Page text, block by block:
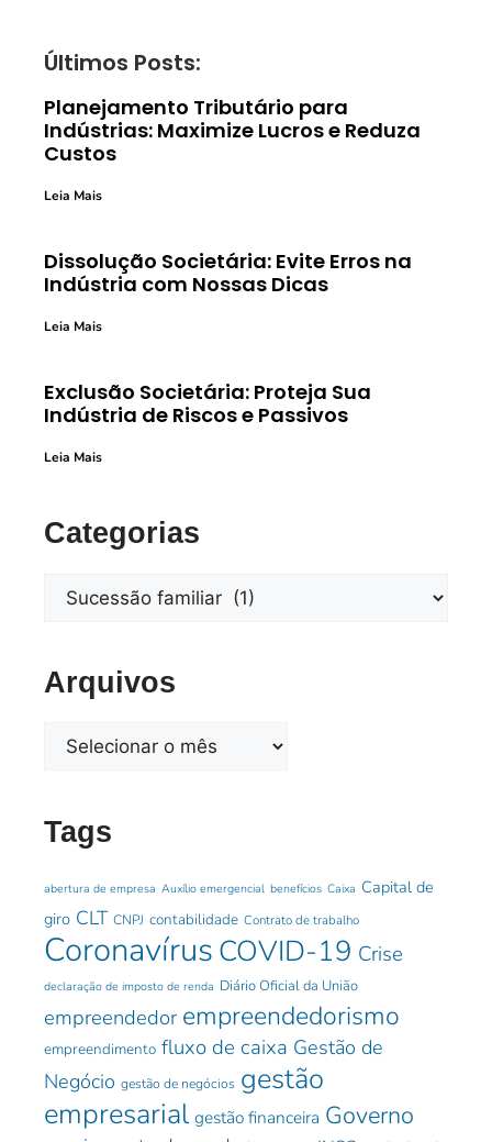
Últimos Posts:
Planejamento Tributário para
Indústrias: Maximize Lucros e Reduza
Custos
Leia Mais
Dissolução Societária: Evite Erros na
Indústria com Nossas Dicas
Leia Mais
Exclusão Societária: Proteja Sua
Indústria de Riscos e Passivos
Leia Mais
Categorias
Arquivos
Tags
abertura de empresa Auxílio emergencial benefícios Caixa Capital de
giro CLT CNPJ contabilidade Contrato de trabalho
Coronavírus COVID-19 Crise
declaração de imposto de renda Diário Oficial da União
empreendedor empreendedorismo
empreendimento fluxo de caixa Gestão de
Negócio gestão de negócios gestão
empresarial gestão financeira Governo